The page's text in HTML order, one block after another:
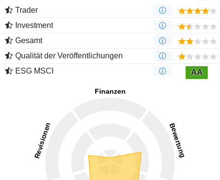
Trader
Investment
Gesamt
Qualität der Veröffentlichungen
ESG MSCI
AA